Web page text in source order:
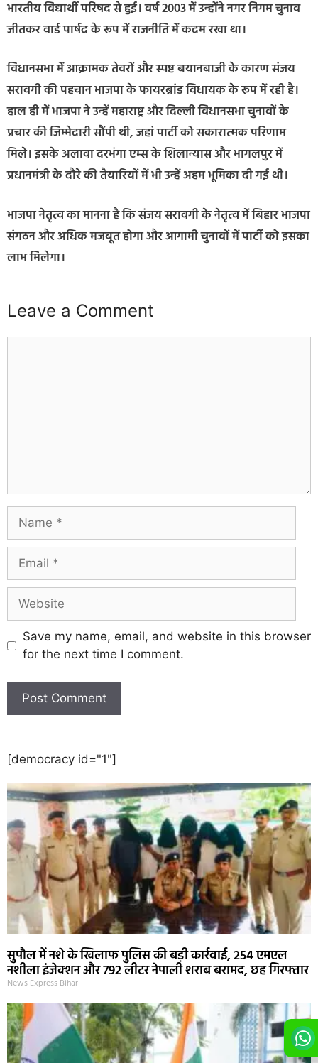
भारतीय विद्यार्थी परिषद से हुई। वर्ष 2003 में उन्होंने नगर निगम चुनाव
जीतकर वार्ड पार्षद के रूप में राजनीति में कदम रखा था।
विधानसभा में आक्रामक तेवरों और स्पष्ट बयानबाजी के कारण संजय
सरावगी की पहचान भाजपा के फायरब्रांड विधायक के रूप में रही है।
हाल ही में भाजपा ने उन्हें महाराष्ट्र और दिल्ली विधानसभा चुनावों के
प्रचार की जिम्मेदारी सौंपी थी, जहां पार्टी को सकारात्मक परिणाम
मिले। इसके अलावा दरभंगा एम्स के शिलान्यास और भागलपुर में
प्रधानमंत्री के दौरे की तैयारियों में भी उन्हें अहम भूमिका दी गई थी।
भाजपा नेतृत्व का मानना है कि संजय सरावगी के नेतृत्व में बिहार भाजपा
संगठन और अधिक मजबूत होगा और आगामी चुनावों में पार्टी को इसका
लाभ मिलेगा।
Leave a Comment
Save my name, email, and website in this browser
for the next time I comment.
[democracy id="1"]
सुपौल में नशे के खिलाफ पुलिस की बड़ी कार्रवाई, 254 एमएल
नशीला इंजेक्शन और 792 लीटर नेपाली शराब बरामद, छह गिरफ्तार
News Express Bihar